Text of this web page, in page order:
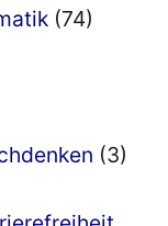
(74)
(3)